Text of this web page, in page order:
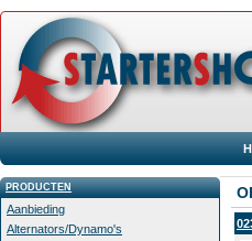
PRODUCTEN
Aanbieding
Alternators/Dynamo's